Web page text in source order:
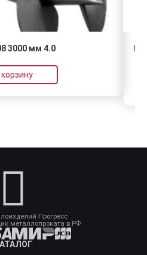
3000 мм 4.0
Прогресс
металлопроката в РФ